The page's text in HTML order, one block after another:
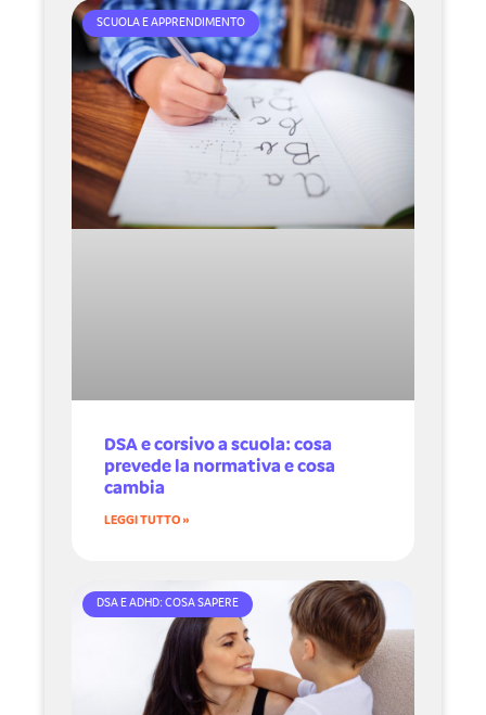
SCUOLA E APPRENDIMENTO
DSA e corsivo a scuola: cosa
prevede la normativa e cosa
cambia
LEGGI TUTTO »
DSA E ADHD: COSA SAPERE